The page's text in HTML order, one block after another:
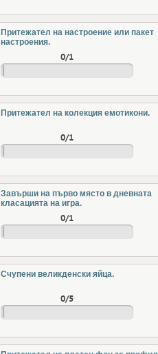
Притежател на настроение или пакет
настроения.
0/1
Притежател на колекция емотикони.
0/1
Завърши на първо място в дневната
класацията на игра.
0/1
Счупени великденски яйца.
0/5